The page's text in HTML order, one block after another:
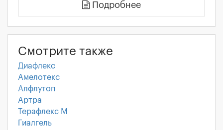
Подробнее
Смотрите также
Диафлекс
Амелотекс
Алфлутоп
Артра
Терафлекс М
Гиалгель